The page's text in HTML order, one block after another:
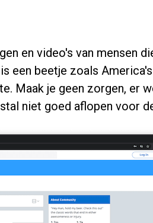
en video's van mensen
een beetje zoals America's
Maak je geen zorgen, er
niet goed aflopen voor